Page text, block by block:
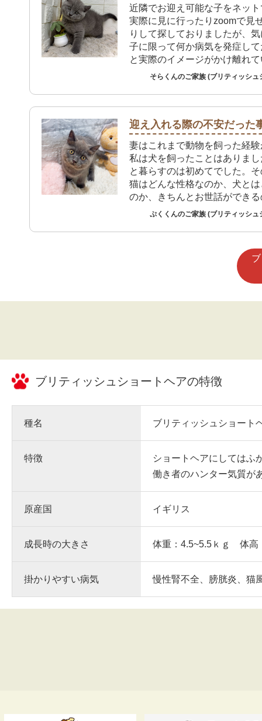
近隣でお迎え可能な子をネッ
実際に見に行ったりzoomで見
りして探しておりましたが、
子に限って何か病気を発症し
と実際のイメージがかけ離れ
ました。そこで検索範囲を広
店では病気を発症してないこ
十分に確認でき不安なくお迎
た。
そらくんのご家族 (ブリティッシュ
迎え入れる際の不安だった
妻はこれまで動物を飼った経
私は犬を飼ったことはありま
と暮らすのは初めてでした。
猫はどんな性格なのか、犬と
のか、きちんとお世話ができ
った不安はありました。 ですが、実際に
個性がたくさんあり、分から
調べたり相談したりしながら
ぷくくんのご家族 (ブリティッシュ
ブリティッシュショートヘアの特徴
種名 ブリティッシュショート
特徴
ショートヘアにしてはふ
働き者のハンター気質が
原産国 イギリス
成長時の大きさ 体重：4.5~5.5ｋｇ 体高
掛かりやすい病気 慢性腎不全、膀胱炎、猫